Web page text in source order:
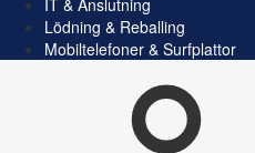
IT & Anslutning
Lödning & Reballing
Mobiltelefoner & Surfplattor